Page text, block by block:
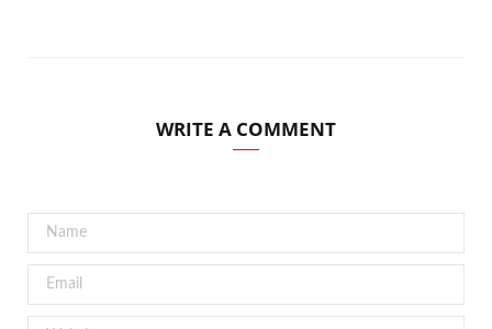
WRITE A COMMENT